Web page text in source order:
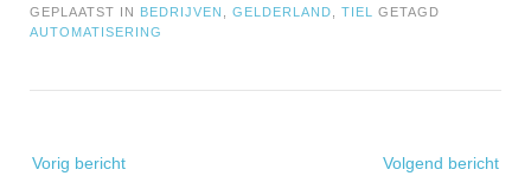
GEPLAATST IN BEDRIJVEN GELDERLAND TIEL
GETAGD
AUTOMATISERING
navigatie
Vorig bericht Volgend bericht